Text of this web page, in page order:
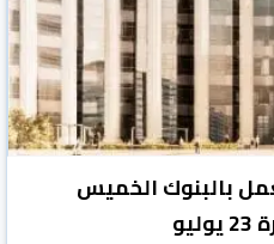
بالبنوك الخميس